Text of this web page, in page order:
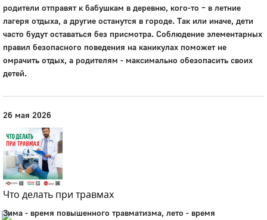
Город
Глазов
Официальный портал
муниципального
образования
родители отправят к бабушкам в деревню, кого-то – в летние
лагеря отдыха, а другие останутся в городе. Так или иначе, дети
часто будут оставаться без присмотра. Соблюдение элементарных
правил безопасного поведения на каникулах поможет не
омрачить отдых, а родителям - максимально обезопасить своих
детей.
26 мая 2026
Что делать при травмах
Зима - время повышенного травматизма, лето - время